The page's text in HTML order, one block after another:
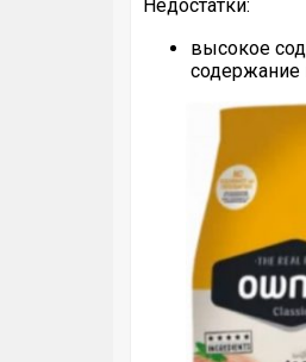
Недостатки:
высокое
содержание